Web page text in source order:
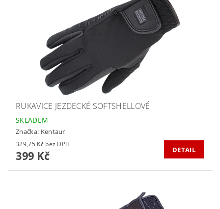
RUKAVICE JEZDECKÉ SOFTSHELLOVÉ
SKLADEM
Značka: Kentaur
329,75 Kč bez DPH
399 Kč DETAIL